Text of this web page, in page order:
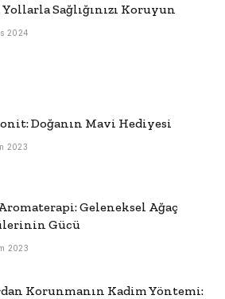
Yollarla Sağlığınızı Koruyun
2024
Doğanın Mavi Hediyesi
2023
Geleneksel Ağaç
Gücü
2023
Korunmanın Kadim Yöntemi: